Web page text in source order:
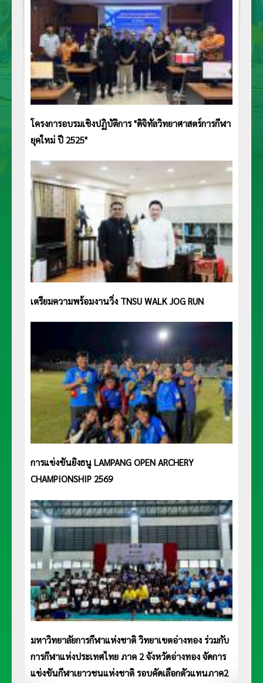
โครงการอบรมเชิงปฏิบัติการ "ดิจิทัลวิทยาศาสตร์การกีฬา
ยุคใหม่ ปี 2525"
เตรียมความพร้อมงานวิ่ง TNSU WALK JOG RUN
การแข่งขันยิงธนู LAMPANG OPEN ARCHERY
CHAMPIONSHIP 2569
มหาวิทยาลัยการกีฬาแห่งชาติ วิทยาเขตอ่างทอง ร่วมกับ
การกีฬาแห่งประเทศไทย ภาค 2 จังหวัดอ่างทอง จัดการ
แข่งขันกีฬาเยาวชนแห่งชาติ รอบคัดเลือกตัวแทนภาค2